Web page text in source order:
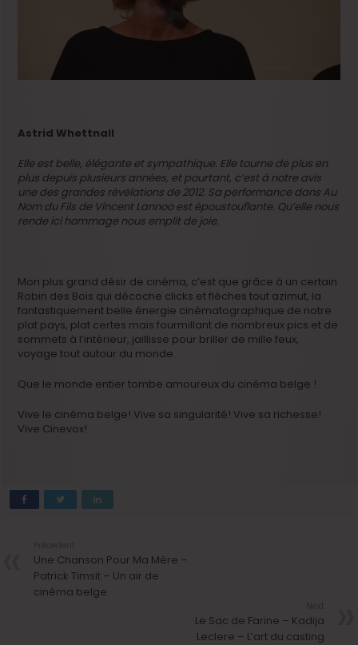
Astrid Whettnall
Elle est belle, élégante et sympathique. Elle tourne de plus en
plus depuis plusieurs années, et pourtant, c’est à notre avis
une des grandes révélations de 2012. Sa performance dans Au
Nom du Fils de Vincent Lannoo est époustouflante. Qu’elle nous
rende ici hommage nous emplit de joie.
Mon plus grand désir de cinéma, c’est que grâce à un certain
Robin des Bois qui décoche clicks et flèches tout azimut, la
fantastiquement belle énergie cinématographique de notre
plat pays, plat certes mais fourmillant de nombreux pics et de
sommets à l’intérieur, jaillisse pour briller de mille feux,
voyage tout autour du monde.
Que le monde entier tombe amoureux du cinéma belge !
Vive le cinéma belge! Vive sa singularité! Vive sa richesse!
Vive Cinevox!
Une Chanson Pour Ma Mère –
Patrick Timsit – Un air de
cinéma belge
Le Sac de Farine – Kadija
Leclere – L’art du casting